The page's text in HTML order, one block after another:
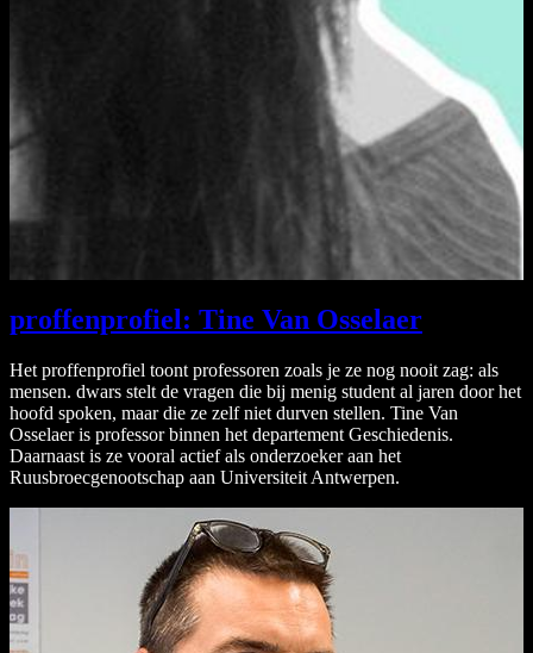
proffenprofiel: Tine Van Osselaer
Het proffenprofiel toont professoren zoals je ze nog nooit zag: als
mensen. dwars stelt de vragen die bij menig student al jaren door het
hoofd spoken, maar die ze zelf niet durven stellen. Tine Van
Osselaer is professor binnen het departement Geschiedenis.
Daarnaast is ze vooral actief als onderzoeker aan het
Ruusbroecgenootschap aan Universiteit Antwerpen.